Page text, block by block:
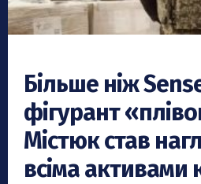
Більше ніж
фігурант
Містюк став
всіма активами